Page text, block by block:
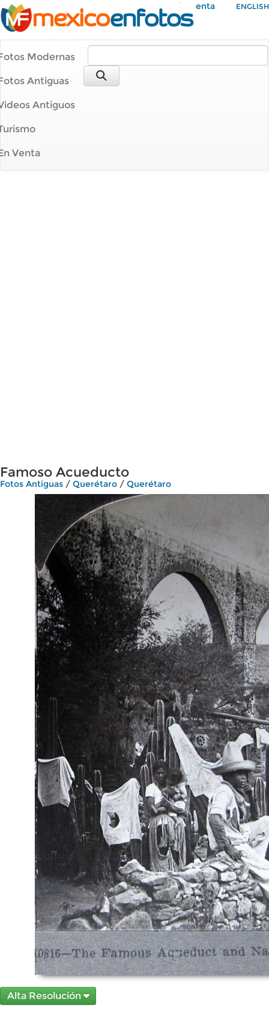
Mi Cuenta ENGLISH
Modernas
Antiguas
Antiguos
Venta
Famoso Acueducto
Fotos Antiguas / Querétaro / Querétaro
Alta Resolución